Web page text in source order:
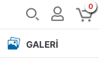
0
GALERI